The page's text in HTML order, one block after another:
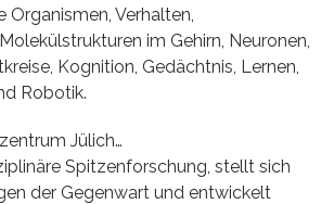
Organismen, Verhalten,
im Gehirn, Neuronen,
Kognition, Gedächtnis, Lernen,
Robotik.
Jülich…
Spitzenforschung, stellt sich
der Gegenwart und entwickelt